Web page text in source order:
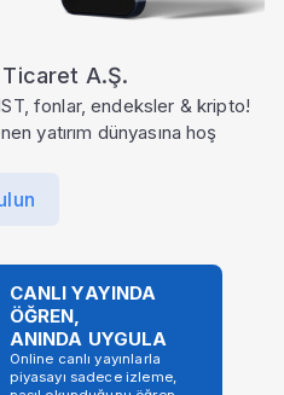
Ticaret A.Ş.
fonlar, endeksler & kripto!
yatırım dünyasına hoş
CANLI YAYINDA
ÖĞREN,
ANINDA UYGULA
Online canlı yayınlarla
piyasayı sadece izleme,